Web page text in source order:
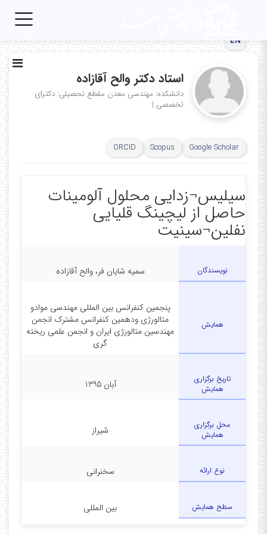
EN
استاد دکتر والح آقازاده
دانشکده: مهندسی معدن مقطع تحصیلی: دکترای
تخصصی |
Google Scholar
Scopus
ORCID
سیلیس¬زدایی محلول آلومینات
حاصل از لیچینگ قلیایی
نفلین¬سینیت
نویسندگان سمیه شایان فر، والح آقازاده
همایش
پنجمین کنفرانس بین المللی مهندسی موادو
متالورژی ودهمین کنفرانس مشترک انجمن
مهندسین متالورژی ایران و انجمن علمی ریخته
گری
تاریخ برگزاری
همایش
آبان 1395
محل برگزاری
همایش
شیراز
نوع ارائه سخنرانی
سطح همایش بین المللی